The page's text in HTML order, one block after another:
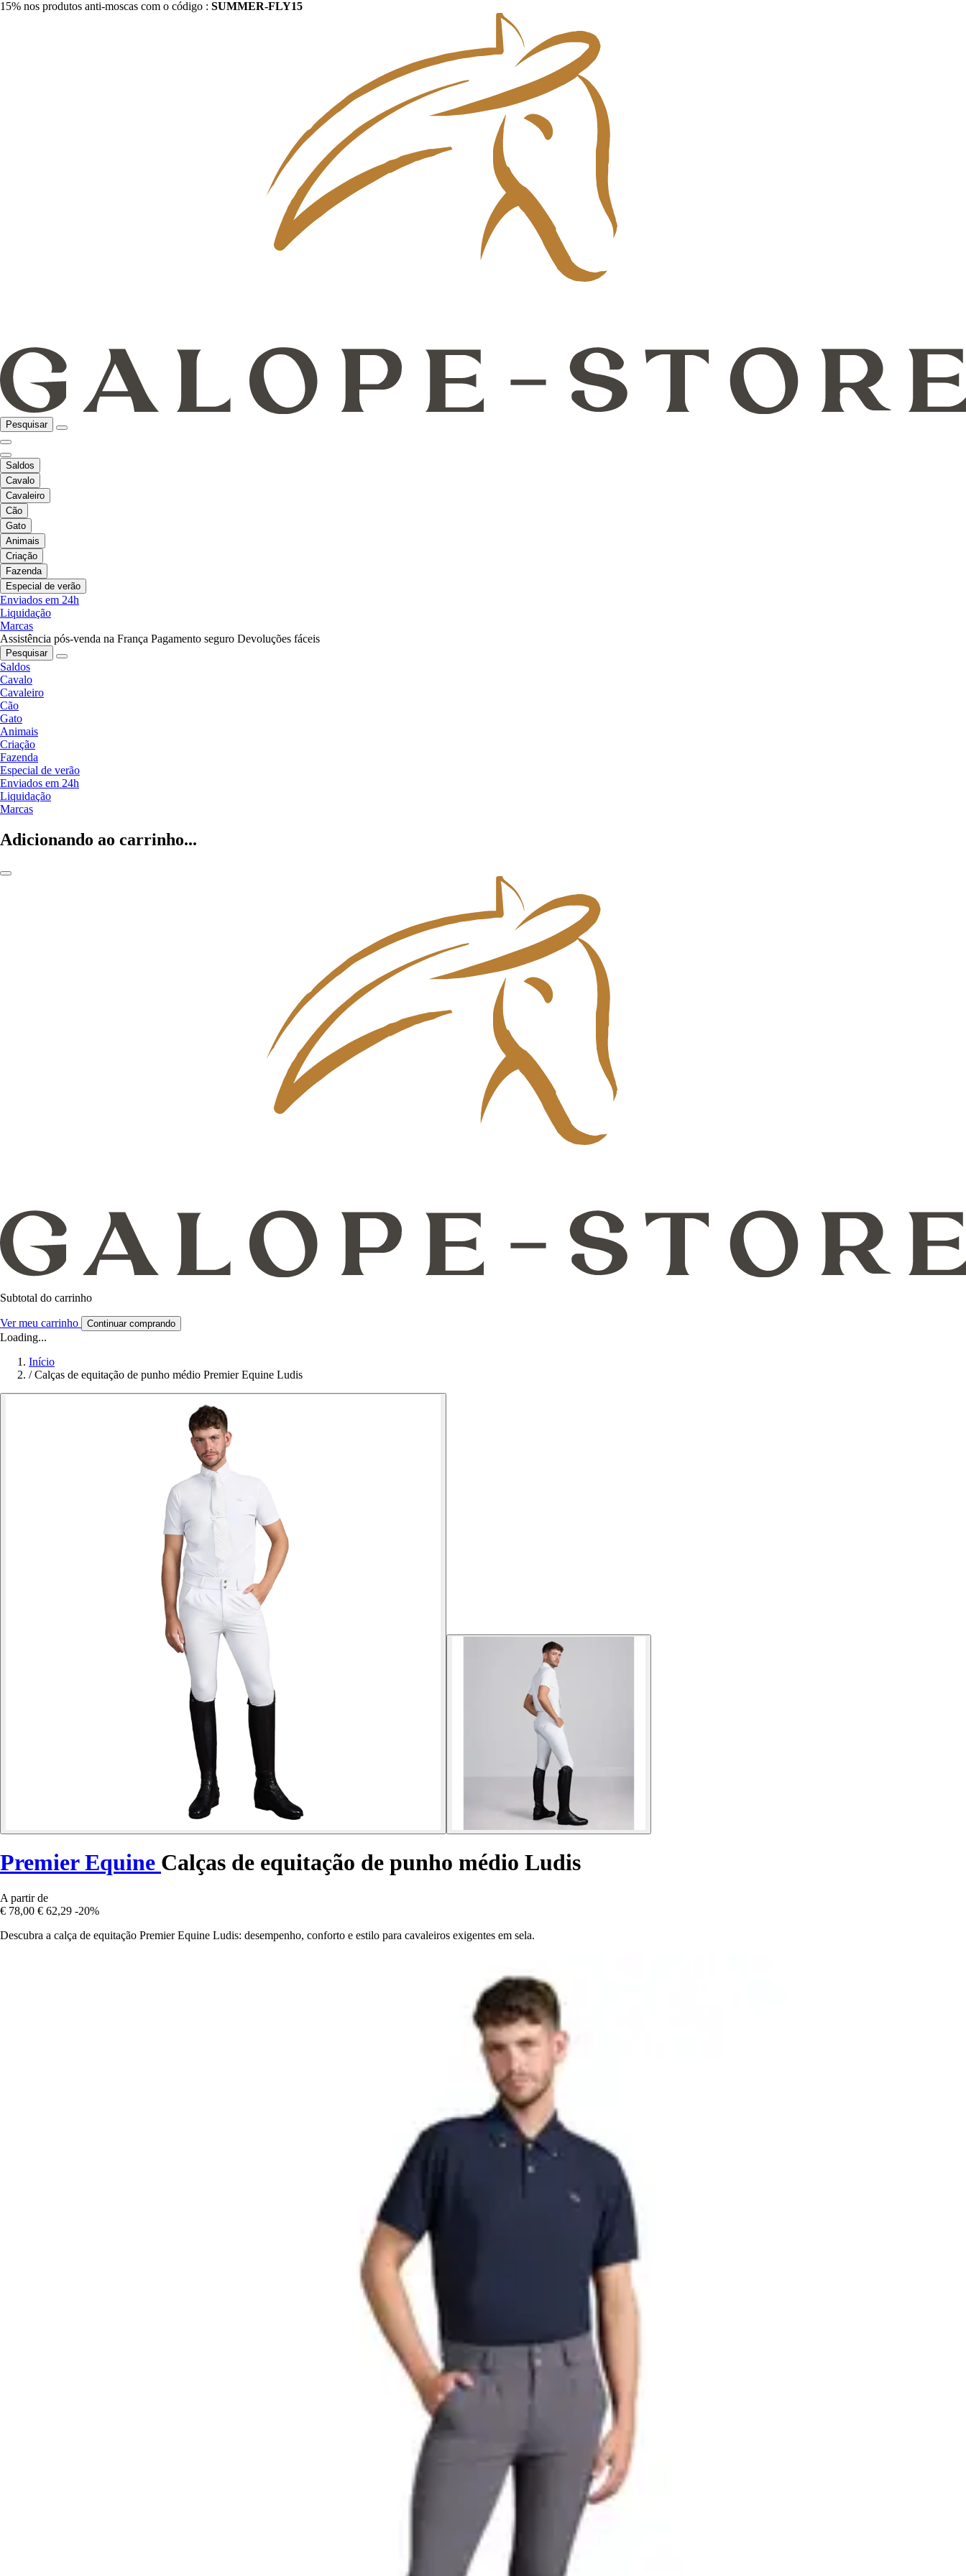
15% nos produtos anti-moscas com o código : SUMMER-FLY15
Pesquisar
Saldos
Cavalo
Cavaleiro
Cão
Gato
Animais
Criação
Fazenda
Especial de verão
Enviados em 24h
Liquidação
Marcas
Assistência pós-venda na França Pagamento seguro Devoluções fáceis
Pesquisar
Saldos
Cavalo
Cavaleiro
Cão
Gato
Animais
Criação
Fazenda
Especial de verão
Enviados em 24h
Liquidação
Marcas
Adicionando ao carrinho...
Subtotal do carrinho
Ver meu carrinho Continuar comprando
Loading...
Início
/ Calças de equitação de punho médio Premier Equine Ludis
Premier Equine Calças de equitação de punho médio Ludis
A partir de
€ 78,00 € 62,29 -20%
Descubra a calça de equitação Premier Equine Ludis: desempenho, conforto e estilo para cavaleiros exigentes em sela.